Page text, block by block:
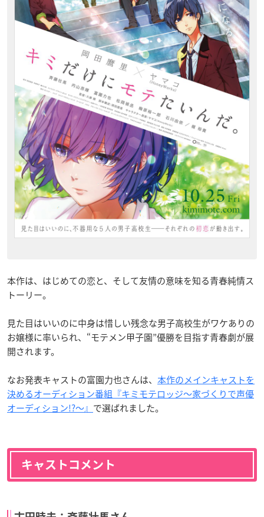
本作は、はじめての恋と、そして友情の意味を知る青春純情ス
トーリー。
見た目はいいのに中身は惜しい残念な男子高校生がワケありの
お嬢様に率いられ、“モテメン甲子園”優勝を目指す青春劇が展
開されます。
なお発表キャストの富園力也さんは、 本作のメインキャストを
決めるオーディション番組『キミモテロッジ〜家づくりで声優
オーディション!?〜』 で選ばれました。
キャストコメント